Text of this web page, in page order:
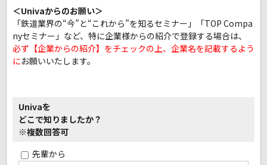
＜Univaからのお願い＞
「鉄道業界の“今”と“これから”を知るセミナー」「TOP Compa
nyセミナー」など、 特に企業様からの紹介で登録する場合は、
必ず【企業からの紹介】をチェックの上、企業名を記載するよう
にお願いいたします。
Univaを
どこで知りましたか？
※複数回答可
先輩から